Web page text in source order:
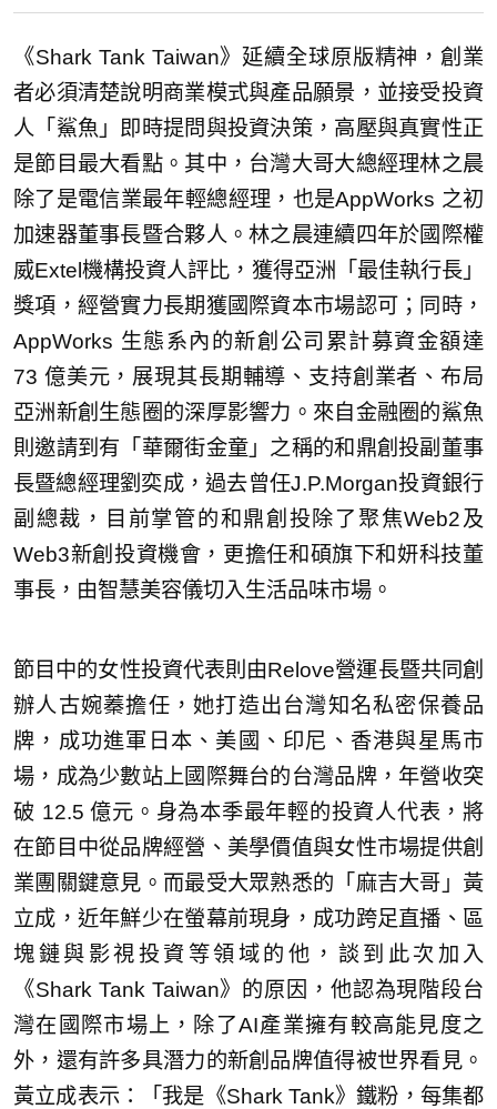
《Shark Tank Taiwan》延續全球原版精神，創業
者必須清楚說明商業模式與產品願景，並接受投資
人「鯊魚」即時提問與投資決策，高壓與真實性正
是節目最大看點。其中，台灣大哥大總經理林之晨
除了是電信業最年輕總經理，也是AppWorks 之初
加速器董事長暨合夥人。林之晨連續四年於國際權
威Extel機構投資人評比，獲得亞洲「最佳執行長」
獎項，經營實力長期獲國際資本市場認可；同時，
AppWorks 生態系內的新創公司累計募資金額達
73 億美元，展現其長期輔導、支持創業者、布局
亞洲新創生態圈的深厚影響力。來自金融圈的鯊魚
則邀請到有「華爾街金童」之稱的和鼎創投副董事
長暨總經理劉奕成，過去曾任J.P.Morgan投資銀行
副總裁，目前掌管的和鼎創投除了聚焦Web2及
Web3新創投資機會，更擔任和碩旗下和妍科技董
事長，由智慧美容儀切入生活品味市場。
節目中的女性投資代表則由Relove營運長暨共同創
辦人古婉蓁擔任，她打造出台灣知名私密保養品
牌，成功進軍日本、美國、印尼、香港與星馬市
場，成為少數站上國際舞台的台灣品牌，年營收突
破 12.5 億元。身為本季最年輕的投資人代表，將
在節目中從品牌經營、美學價值與女性市場提供創
業團關鍵意見。而最受大眾熟悉的「麻吉大哥」黃
立成，近年鮮少在螢幕前現身，成功跨足直播、區
塊鏈與影視投資等領域的他，談到此次加入
《Shark Tank Taiwan》的原因，他認為現階段台
灣在國際市場上，除了AI產業擁有較高能見度之
外，還有許多具潛力的新創品牌值得被世界看見。
黃立成表示：「我是《Shark Tank》鐵粉，每集都